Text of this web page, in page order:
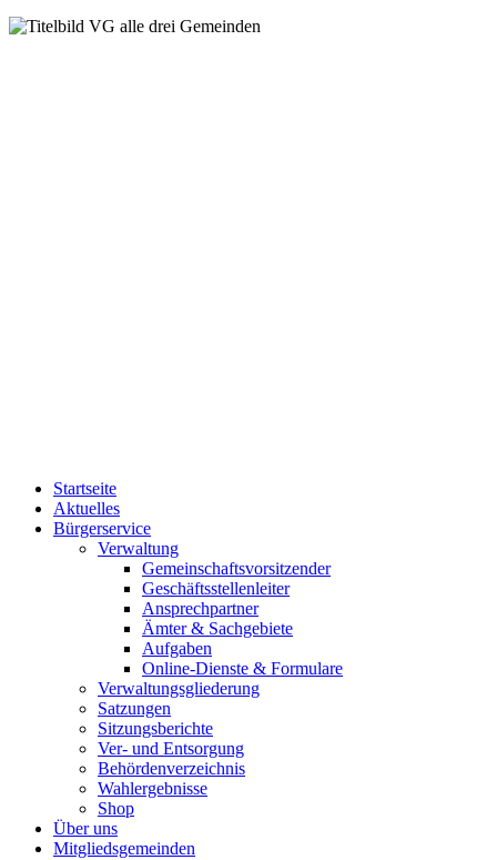
Startseite
Aktuelles
Bürgerservice
Verwaltung
Gemeinschaftsvorsitzender
Geschäftsstellenleiter
Ansprechpartner
Ämter & Sachgebiete
Aufgaben
Online-Dienste & Formulare
Verwaltungsgliederung
Satzungen
Sitzungsberichte
Ver- und Entsorgung
Behördenverzeichnis
Wahlergebnisse
Shop
Über uns
Mitgliedsgemeinden